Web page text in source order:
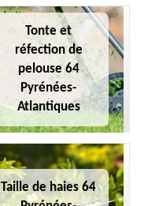
Tonte et
réfection de
pelouse 64
Pyrénées-
Atlantiques
Taille de haies 64